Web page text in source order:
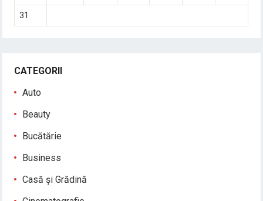
31
CATEGORII
Auto
Beauty
Bucătărie
Business
Casă și Grădină